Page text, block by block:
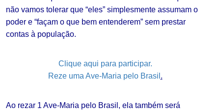
não vamos tolerar que “eles” simplesmente assumam o
poder e “façam o que bem entenderem” sem prestar
contas à população.
Clique aqui para participar.
Reze uma Ave-Maria pelo Brasil .
Ao rezar 1 Ave-Maria pelo Brasil, ela também será